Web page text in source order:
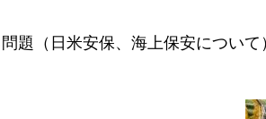
題（日米安保、海上保安につい